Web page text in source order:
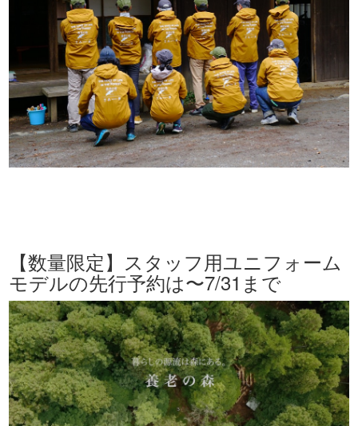
【数量限定】スタッフ用ユニフォーム
モデルの先行予約は〜7/31まで